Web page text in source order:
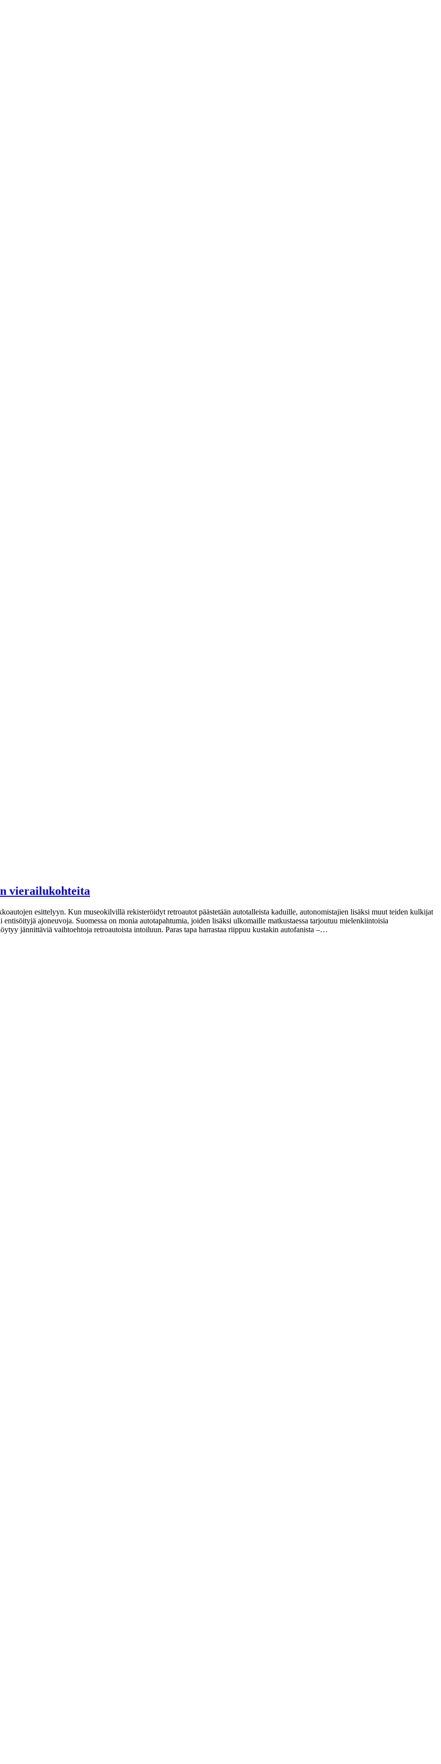
vierailukohteita
esittelyyn. Kun museokilvillä rekisteröidyt retroautot päästetään autotalleista kaduille, autonomistajien lisäksi muut teiden kulkijat
ajoneuvoja. Suomessa on monia autotapahtumia, joiden lisäksi ulkomaille matkustaessa tarjoutuu mielenkiintoisia
jännittäviä vaihtoehtoja retroautoista intoiluun. Paras tapa harrastaa riippuu kustakin autofanista –…